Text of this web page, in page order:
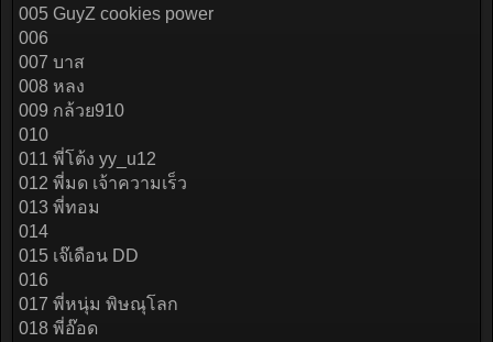
005 GuyZ cookies power
006
007 บาส
008 หลง
009 กล้วย910
010
011 พี่โต้ง yy_u12
012 พี่มด เจ้าความเร็ว
013 พี่ทอม
014
015 เจ๊เดือน DD
016
017 พี่หนุ่ม พิษณุโลก
018 พี่อ๊อด